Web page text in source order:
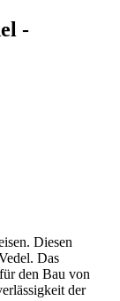
-
Diesen
Das
den Bau von
der